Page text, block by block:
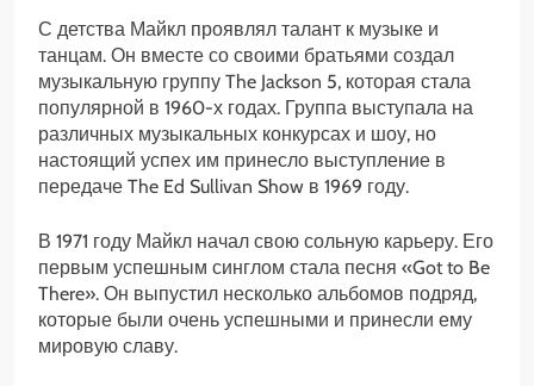
С детства Майкл проявлял талант к музыке и
танцам. Он вместе со своими братьями создал
музыкальную группу The Jackson 5, которая стала
популярной в 1960-х годах. Группа выступала на
различных музыкальных конкурсах и шоу, но
настоящий успех им принесло выступление в
передаче The Ed Sullivan Show в 1969 году.
В 1971 году Майкл начал свою сольную карьеру. Его
первым успешным синглом стала песня «Got to Be
There». Он выпустил несколько альбомов подряд,
которые были очень успешными и принесли ему
мировую славу.